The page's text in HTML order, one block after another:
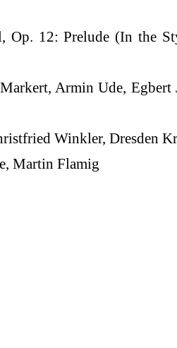
Op. 12: Prelude (In the
Armin Ude, Egbert
Winkler, Dresden
Martin Flamig